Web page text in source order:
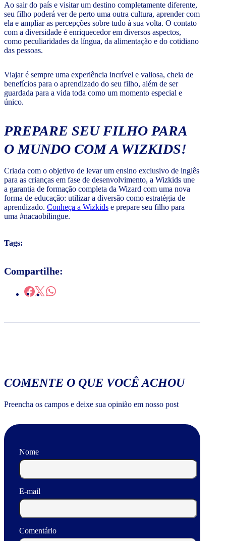
Ao sair do país e visitar um destino completamente diferente,
seu filho poderá ver de perto uma outra cultura, aprender com
ela e ampliar as percepções sobre tudo à sua volta. O contato
com a diversidade é enriquecedor em diversos aspectos,
como peculiaridades da língua, da alimentação e do cotidiano
das pessoas.
Viajar é sempre uma experiência incrível e valiosa, cheia de
benefícios para o aprendizado do seu filho, além de ser
guardada para a vida toda como um momento especial e
único.
PREPARE SEU FILHO PARA
O MUNDO COM A WIZKIDS!
Criada com o objetivo de levar um ensino exclusivo de inglês
para as crianças em fase de desenvolvimento, a Wizkids une
a garantia de formação completa da Wizard com uma nova
forma de educação: utilizar a diversão como estratégia de
aprendizado. Conheça a Wizkids e prepare seu filho para
uma #nacaobilingue.
Tags:
Compartilhe:
COMENTE O QUE VOCÊ ACHOU
Preencha os campos e deixe sua opinião em nosso post
Nome
E-mail
Comentário